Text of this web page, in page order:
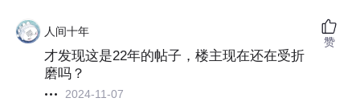
人间十年
才发现这是22年的帖子，楼主现在还在受折
磨吗？
2024-11-07
赞